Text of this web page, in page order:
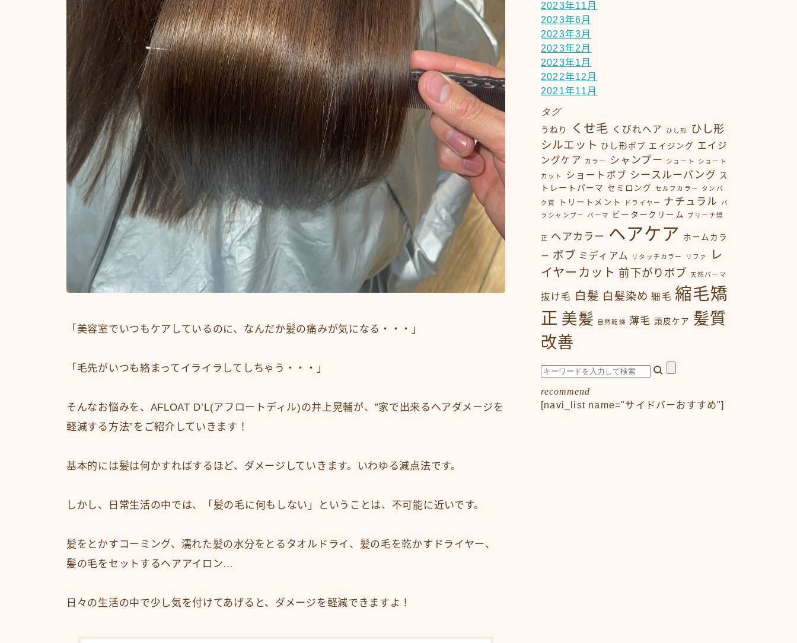
毛髪の基礎知識
正しいヘアケア
間違ったヘアケア
食事・生活習慣
Q＆A
オンラインショップ
KAMIMONO
AFLOAT 公式ショップ
サイトマップ
「美容室でいつもケアしているのに、なんだか髪の痛みが気になる・・・」
「毛先がいつも絡まってイライラしてしちゃう・・・」
そんなお悩みを、AFLOAT D’L(アフロートディル)の井上晃輔が、”家で出来るヘアダメージを
軽減する方法”をご紹介していきます！
基本的には髪は何かすればするほど、ダメージしていきます。いわゆる減点法です。
しかし、日常生活の中では、「髪の毛に何もしない」ということは、不可能に近いです。
髪をとかすコーミング、濡れた髪の水分をとるタオルドライ、髪の毛を乾かすドライヤー、
髪の毛をセットするヘアアイロン…
日々の生活の中で少し気を付けてあげると、ダメージを軽減できますよ！
2023年11月
2023年6月
2023年3月
2023年2月
2023年1月
2022年12月
2021年11月
タグ
うねり くせ毛 くびれヘア ひし形
ひし形
シルエット ひし形ボブ エイジング エイジ
ングケア
カラー シャンプー ショート ショート
カット ショートボブ シースルーバング ス
トレートパーマ セミロング セルフカラー
タンパ
ク質
トリートメント ドライヤー ナチュラル
パ
ラシャンプー
パーマ ビータークリーム ブリーチ矯
正 ヘアカラー ヘアケア ホームカラ
ー ボブ ミディアム リタッチカラー リファ
レ
イヤーカット 前下がりボブ 天然パーマ
抜け毛 白髪 白髪染め 細毛 縮毛矯
正 美髪 自然乾燥 薄毛 頭皮ケア 髪質
改善
recommend
[navi_list name="サイドバーおすすめ"]